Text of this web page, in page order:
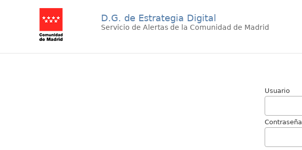
D.G. de Estrategia Digital
Servicio de Alertas de la Comunidad de Madrid
Usuario
Contraseña